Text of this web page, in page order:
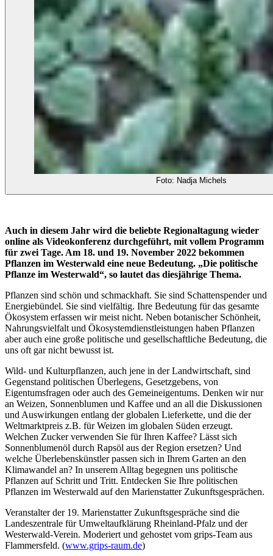
Foto: Nadja Michels
Auch in diesem Jahr wird die beliebte Regionaltagung wieder
online als Videokonferenz durchgeführt, mit vollem Programm
für zwei Tage. Am 18. und 19. November 2022 bekommen
Pflanzen im Westerwald eine neue Bedeutung. „Die politische
Pflanze im Westerwald“, so lautet das diesjährige Thema.
Pflanzen sind schön und schmackhaft. Sie sind Schattenspender und
Energiebündel. Sie sind vielfältig. Ihre Bedeutung für das gesamte
Ökosystem erfassen wir meist nicht. Neben botanischer Schönheit,
Nahrungsvielfalt und Ökosystemdienstleistungen haben Pflanzen
aber auch eine große politische und gesellschaftliche Bedeutung, die
uns oft gar nicht bewusst ist.
Wild- und Kulturpflanzen, auch jene in der Landwirtschaft, sind
Gegenstand politischen Überlegens, Gesetzgebens, von
Eigentumsfragen oder auch des Gemeineigentums. Denken wir nur
an Weizen, Sonnenblumen und Kaffee und an all die Diskussionen
und Auswirkungen entlang der globalen Lieferkette, und die der
Weltmarktpreis z.B. für Weizen im globalen Süden erzeugt.
Welchen Zucker verwenden Sie für Ihren Kaffee? Lässt sich
Sonnenblumenöl durch Rapsöl aus der Region ersetzen? Und
welche Überlebenskünstler passen sich in Ihrem Garten an den
Klimawandel an? In unserem Alltag begegnen uns politische
Pflanzen auf Schritt und Tritt. Entdecken Sie Ihre politischen
Pflanzen im Westerwald auf den Marienstatter Zukunftsgesprächen.
Veranstalter der 19. Marienstatter Zukunftsgespräche sind die
Landeszentrale für Umweltaufklärung Rheinland-Pfalz und der
Westerwald-Verein. Moderiert und gehostet vom grips-Team aus
Flammersfeld. (www.grips-raum.de)